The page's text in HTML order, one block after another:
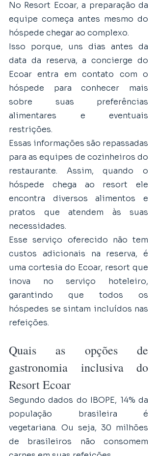
No Resort Ecoar, a preparação da
equipe começa antes mesmo do
hóspede chegar ao complexo.
Isso porque, uns dias antes da
data da reserva, a concierge do
Ecoar entra em contato com o
hóspede para conhecer mais
sobre suas preferências
alimentares e eventuais
restrições.
Essas informações são repassadas
para as equipes de cozinheiros do
restaurante. Assim, quando o
hóspede chega ao resort ele
encontra diversos alimentos e
pratos que atendem às suas
necessidades.
Esse serviço oferecido não tem
custos adicionais na reserva, é
uma cortesia do Ecoar, resort que
inova no serviço hoteleiro,
garantindo que todos os
hóspedes se sintam incluídos nas
refeições.
Quais as opções de
gastronomia inclusiva do
Resort Ecoar
Segundo dados do IBOPE, 14% da
população brasileira é
vegetariana. Ou seja, 30 milhões
de brasileiros não consomem